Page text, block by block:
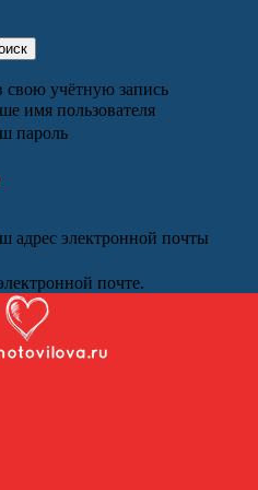
свою учётную запись
имя пользователя
пароль
адрес электронной почты
почте.